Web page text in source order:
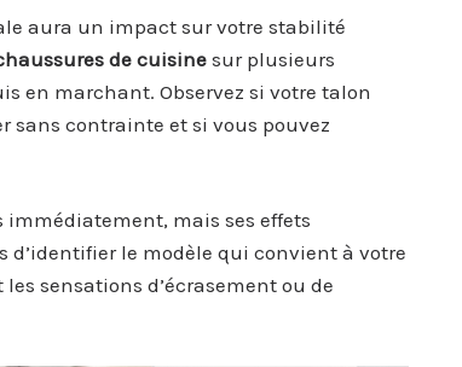
aura un impact sur votre stabilité
de cuisine sur plusieurs
en marchant. Observez si votre talon
sans contrainte et si vous pouvez
mais ses effets
d’identifier le modèle qui convient à votre
sensations d’écrasement ou de